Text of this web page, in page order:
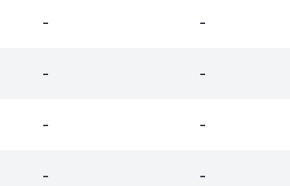
- -
- -
- -
- -